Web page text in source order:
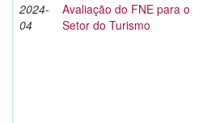
2024-
04
Avaliação do FNE para o
Setor do Turismo